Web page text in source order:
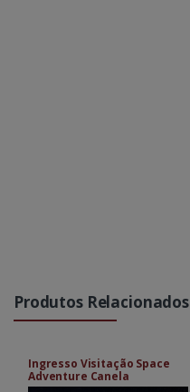
Produtos Relacionados
Ingresso Visitação Space
Adventure Canela